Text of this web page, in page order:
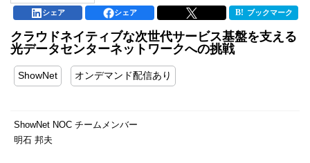
シェア シェア ブックマーク
クラウドネイティブな次世代サービス基盤を支える
光データセンターネットワークへの挑戦
ShowNet オンデマンド配信あり
ShowNet NOC チームメンバー
明石 邦夫